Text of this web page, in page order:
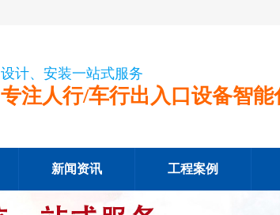
设计、安装一站式服务
专注人行/车行出入口设备智
新闻资讯 工程案例